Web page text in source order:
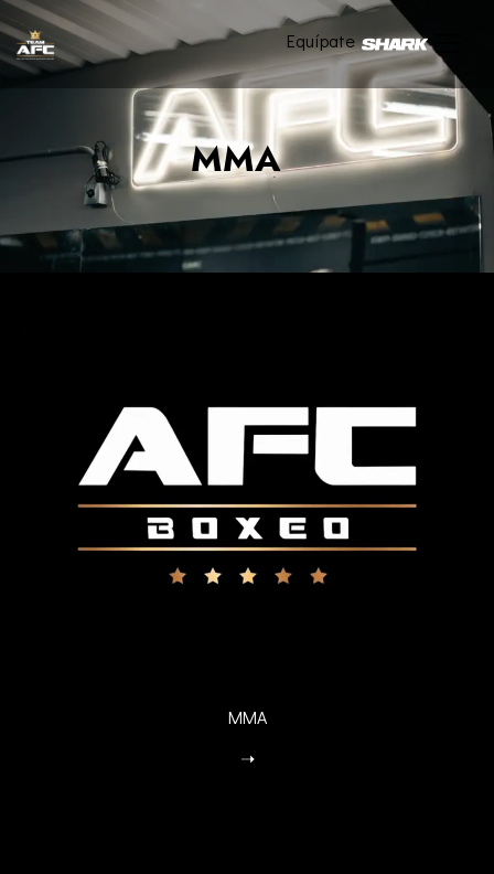
MMA
Equípate
MMA
➝